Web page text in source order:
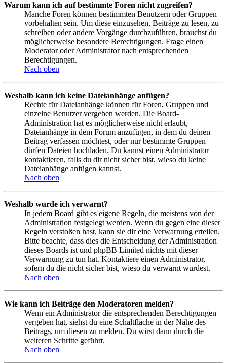
Warum kann ich auf bestimmte Foren nicht zugreifen?
Manche Foren können bestimmten Benutzern oder Gruppen
vorbehalten sein. Um diese einzusehen, Beiträge zu lesen, zu
schreiben oder andere Vorgänge durchzuführen, brauchst du
möglicherweise besondere Berechtigungen. Frage einen
Moderator oder Administrator nach entsprechenden
Berechtigungen.
Nach oben
Weshalb kann ich keine Dateianhänge anfügen?
Rechte für Dateianhänge können für Foren, Gruppen und
einzelne Benutzer vergeben werden. Die Board-
Administration hat es möglicherweise nicht erlaubt,
Dateianhänge in dem Forum anzufügen, in dem du deinen
Beitrag verfassen möchtest, oder nur bestimmte Gruppen
dürfen Dateien hochladen. Du kannst einen Administrator
kontaktieren, falls du dir nicht sicher bist, wieso du keine
Dateianhänge anfügen kannst.
Nach oben
Weshalb wurde ich verwarnt?
In jedem Board gibt es eigene Regeln, die meistens von der
Administration festgelegt werden. Wenn du gegen eine dieser
Regeln verstoßen hast, kann sie dir eine Verwarnung erteilen.
Bitte beachte, dass dies die Entscheidung der Administration
dieses Boards ist und phpBB Limited nichts mit dieser
Verwarnung zu tun hat. Kontaktiere einen Administrator,
sofern du die nicht sicher bist, wieso du verwarnt wurdest.
Nach oben
Wie kann ich Beiträge den Moderatoren melden?
Wenn ein Administrator die entsprechenden Berechtigungen
vergeben hat, siehst du eine Schaltfläche in der Nähe des
Beitrags, um diesen zu melden. Du wirst dann durch die
weiteren Schritte geführt.
Nach oben